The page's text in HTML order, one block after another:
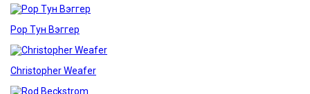
Рор Тун Вэггер
Christopher Weafer